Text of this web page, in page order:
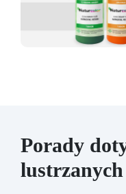
Porady
lustrzanych